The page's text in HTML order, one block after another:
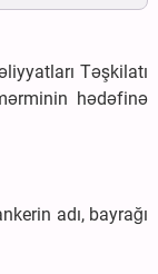
Təşkilatı
hədəfinə
adı, bayrağı